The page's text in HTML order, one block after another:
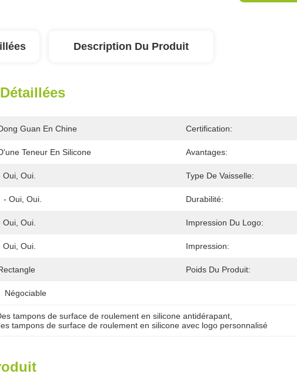
Description Du Produit
Guan En Chine Certification:
Teneur En Silicone Avantages:
Oui, Oui. Type De Vaisselle:
- Oui, Oui. Durabilité:
Oui, Oui. Impression Du Logo:
Oui, Oui. Impression:
Poids Du Produit:
Négociable
tampons de surface de roulement en silicone antidérapant
tampons de surface de roulement en silicone avec logo personnalisé